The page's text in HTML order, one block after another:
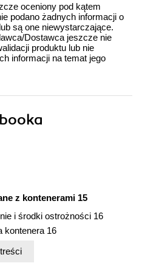
oceniony pod kątem
podano żadnych informacji o
są one niewystarczające.
Dostawca jeszcze nie
produktu lub nie
informacji na temat jego
z kontenerami 15
i środki ostrożności 16
kontenera 16
20